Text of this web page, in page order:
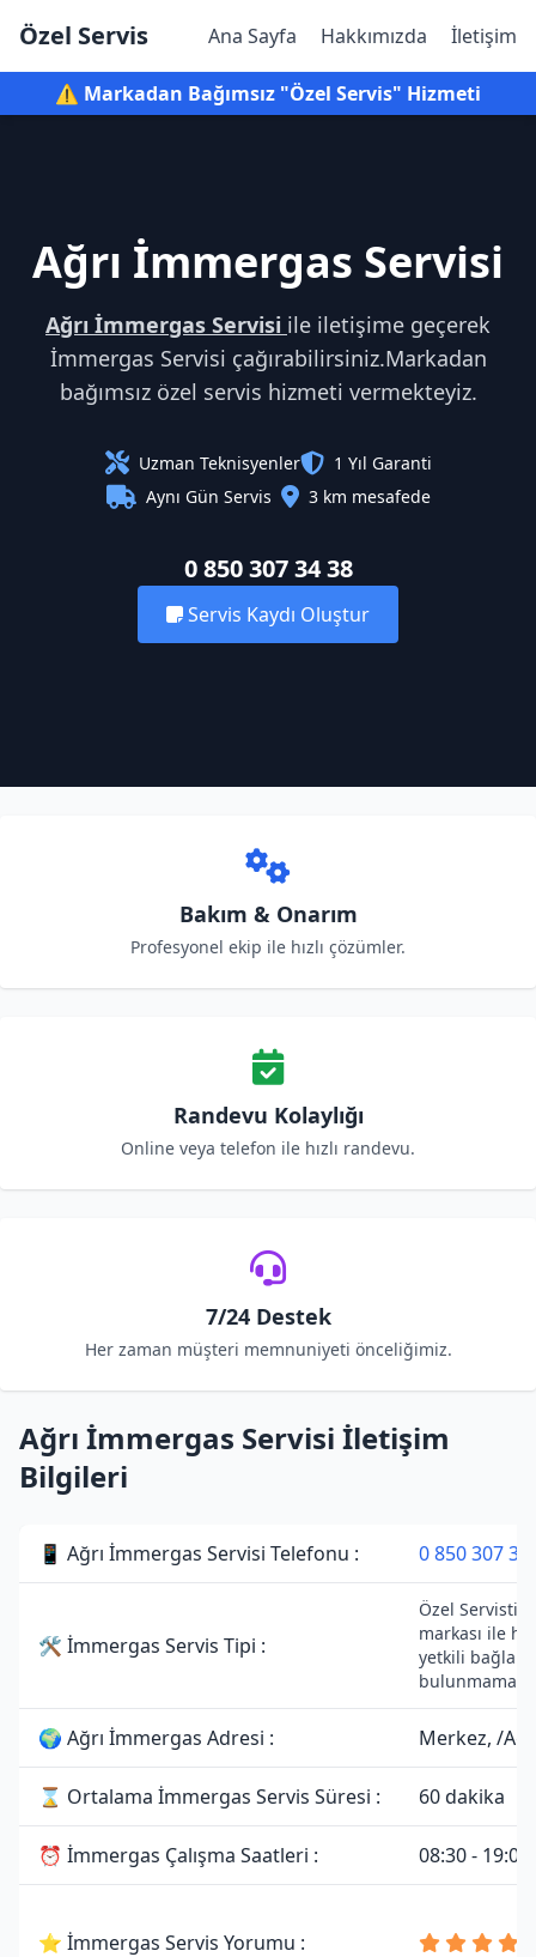
Özel Servis Ana Sayfa Hakkımızda İletişim
⚠️ Markadan Bağımsız "Özel Servis" Hizmeti
Ağrı İmmergas Servisi
Ağrı İmmergas Servisi ile iletişime geçerek
İmmergas Servisi çağırabilirsiniz.Markadan
bağımsız özel servis hizmeti vermekteyiz.
Uzman Teknisyenler
1 Yıl Garanti
Aynı Gün Servis
3 km mesafede
0 850 307 34 38
Servis Kaydı Oluştur
Bakım & Onarım
Profesyonel ekip ile hızlı çözümler.
Randevu Kolaylığı
Online veya telefon ile hızlı randevu.
7/24 Destek
Her zaman müşteri memnuniyeti önceliğimiz.
Ağrı İmmergas Servisi İletişim
Bilgileri
📱 Ağrı İmmergas Servisi Telefonu : 0 850 307 34
🛠 İmmergas Servis Tipi :
Özel
markası ile
yetkili
🌍 Ağrı İmmergas Adresi : Merkez, /
⌛ Ortalama İmmergas Servis Süresi : 60 dakika
⏰ İmmergas Çalışma Saatleri : 08:30 - 19:00
⭐ İmmergas Servis Yorumu :